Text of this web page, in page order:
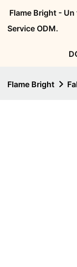
Flame Bright -
Service ODM.
Flame Bright